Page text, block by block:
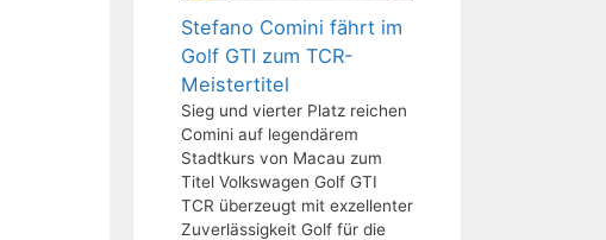
Stefano Comini fährt im
Golf GTI zum TCR-
Meistertitel
Sieg und vierter Platz reichen
Comini auf legendärem
Stadtkurs von Macau zum
Titel Volkswagen Golf GTI
TCR überzeugt mit exzellenter
Zuverlässigkeit Golf für die